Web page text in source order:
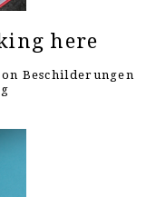
here
Beschilderungen